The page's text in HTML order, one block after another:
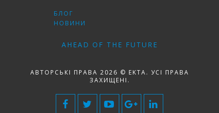
БЛОГ
НОВИНИ
AHEAD OF THE FUTURE
АВТОРСЬКІ ПРАВА 2026 © EKTA. УСІ ПРАВА
ЗАХИЩЕНІ.